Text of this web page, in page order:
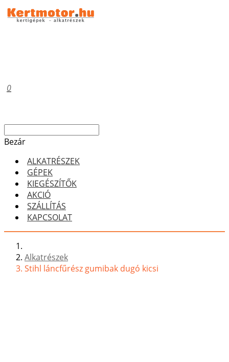
0
Bezár
ALKATRÉSZEK
GÉPEK
KIEGÉSZÍTŐK
AKCIÓ
SZÁLLÍTÁS
KAPCSOLAT
Alkatrészek
Stihl láncfűrész gumibak dugó kicsi